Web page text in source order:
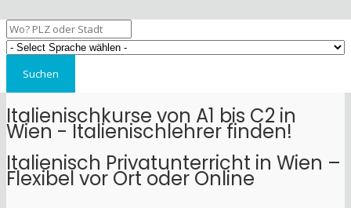
Italienischkurse von A1 bis C2 in
Wien - Italienischlehrer finden!
Italienisch Privatunterricht in Wien –
Flexibel vor Ort oder Online